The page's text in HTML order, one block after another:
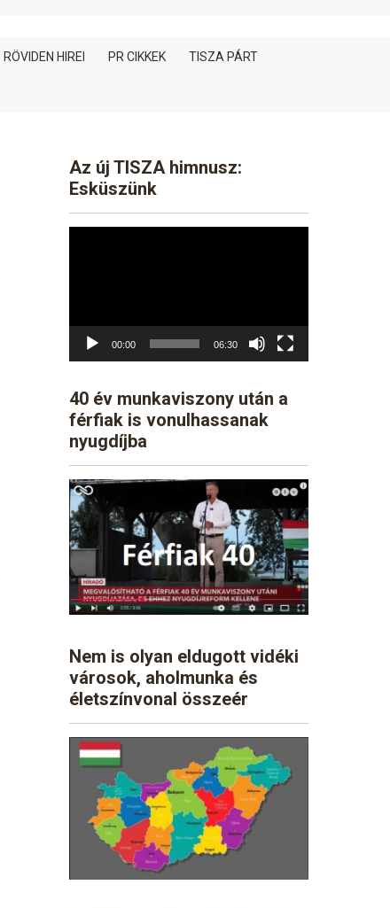
RÖVIDEN HIREI PR CIKKEK TISZA PÁRT
Az új TISZA himnusz:
Esküszünk
00:00 06:30
40 év munkaviszony után a
férfiak is vonulhassanak
nyugdíjba
Nem is olyan eldugott vidéki
városok, aholmunka és
életszínvonal összeér